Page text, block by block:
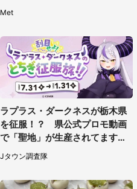
Met
ラプラス・ダークネスが栃木県
を征服！？ 県公式プロモ動画
で「聖地」が生産されてます【7
／31～1／31】
Jタウン調査隊